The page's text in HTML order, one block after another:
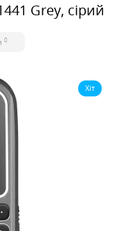
Grey, сірий
0
Хіт